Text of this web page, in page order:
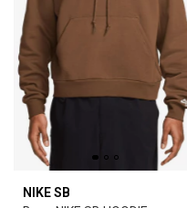
NIKE SB